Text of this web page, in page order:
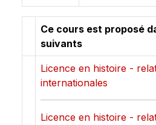
Ce cours est proposé
suivants
Licence en histoire -
internationales
Licence en histoire -